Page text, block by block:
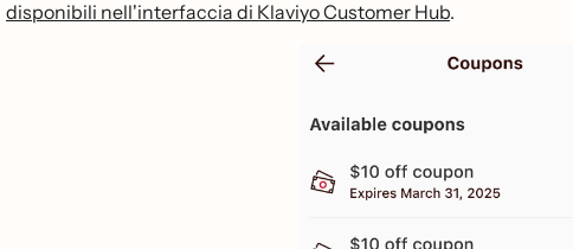
disponibili nell'interfaccia di Klaviyo Customer Hub.